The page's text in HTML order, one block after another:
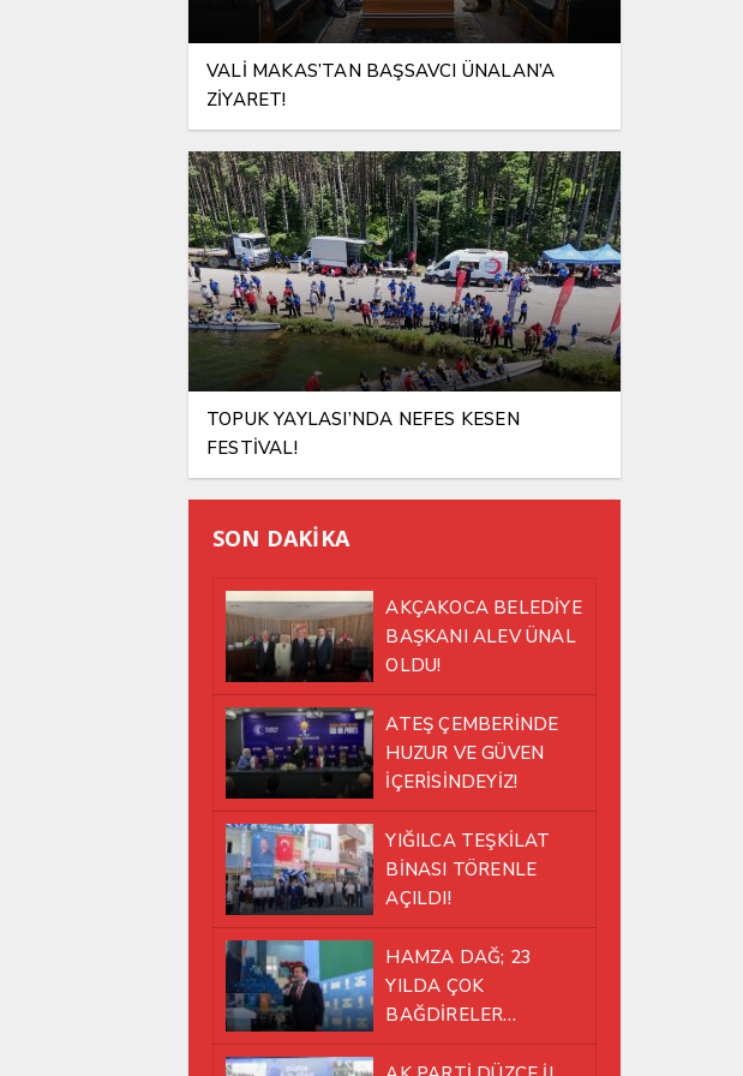
VALİ MAKAS’TAN BAŞSAVCI ÜNALAN’A
ZİYARET!
TOPUK YAYLASI’NDA NEFES KESEN
FESTİVAL!
SON DAKİKA
AKÇAKOCA BELEDİYE
BAŞKANI ALEV ÜNAL
OLDU!
ATEŞ ÇEMBERİNDE
HUZUR VE GÜVEN
İÇERİSİNDEYİZ!
YIĞILCA TEŞKİLAT
BİNASI TÖRENLE
AÇILDI!
HAMZA DAĞ; 23
YILDA ÇOK
BAĞDİRELER
ATLATTIK!